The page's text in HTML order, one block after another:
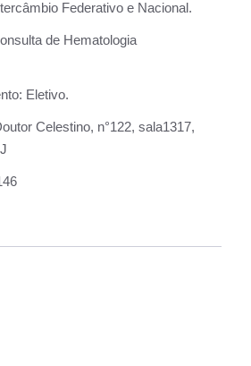
Federativo e Nacional.
de Hematologia
Eletivo.
Celestino, n°122, sala1317,